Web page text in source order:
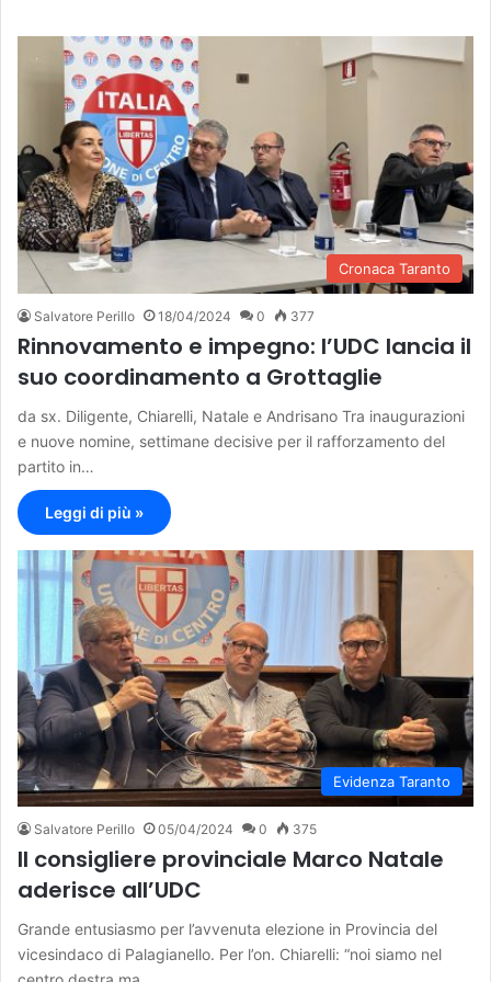
Cronaca Taranto
Salvatore Perillo 18/04/2024 0 377
Rinnovamento e impegno: l’UDC lancia il
suo coordinamento a Grottaglie
da sx. Diligente, Chiarelli, Natale e Andrisano Tra inaugurazioni
e nuove nomine, settimane decisive per il rafforzamento del
partito in…
Leggi di più »
Evidenza Taranto
Salvatore Perillo 05/04/2024 0 375
Il consigliere provinciale Marco Natale
aderisce all’UDC
Grande entusiasmo per l’avvenuta elezione in Provincia del
vicesindaco di Palagianello. Per l’on. Chiarelli: “noi siamo nel